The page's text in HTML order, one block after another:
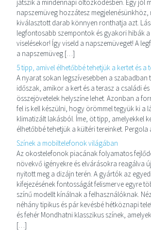
játszik a mindennapi öltözködésben. Egy jól
napszemüveg hozzátesz megjelenésünkhöz,
kiválasztott darab könnyen ronthatja azt.
legfontosabb szempontok és gyakori hibák
viselésekor! Így viseld a napszemüveget! A
a napszemüveg […]
5 tipp, amivel élhetőbbé tehetjük a kertet és a
A nyarat sokan legszívesebben a szabadban
időszak, amikor a kert és a terasz a családi
összejövetelek helyszíne lehet. Azonban a
fel is kell készülni, hogy örömmel tegyük ki a
klimatizált lakásból. Íme, öt tipp, amelyekkel
élhetőbbé tehetjük a kültéri tereinket.
Színek a mobiltelefonok világában
Az okostelefonok piacának folyamatos
növekvő igényekre és elvárásokra reagálva
nyitott meg a dizájn terén. A gyártók az
kifejezésének fontosságát felismerve egyre
színű modellt kínálnak a felhasználóknak.
néhány tipikus és pár kevésbé hétköznapi
és fehér Mondhatni klasszikus színek,
[…]